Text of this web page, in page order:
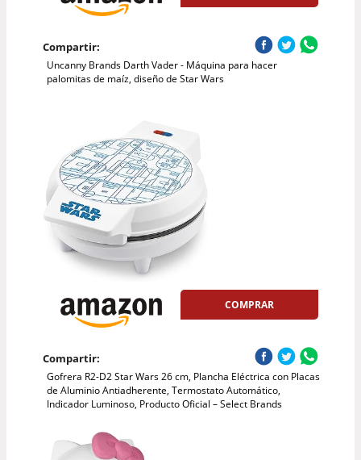
Compartir:
Uncanny Brands Darth Vader - Máquina para hacer
palomitas de maíz, diseño de Star Wars
COMPRAR
Compartir:
Gofrera R2-D2 Star Wars 26 cm, Plancha Eléctrica con Placas
de Aluminio Antiadherente, Termostato Automático,
Indicador Luminoso, Producto Oficial – Select Brands